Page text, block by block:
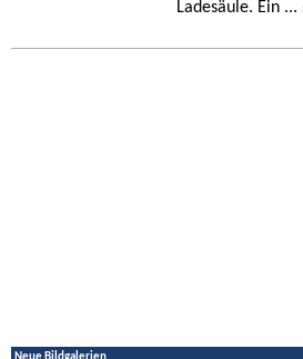
Ladesäule. Ein ...